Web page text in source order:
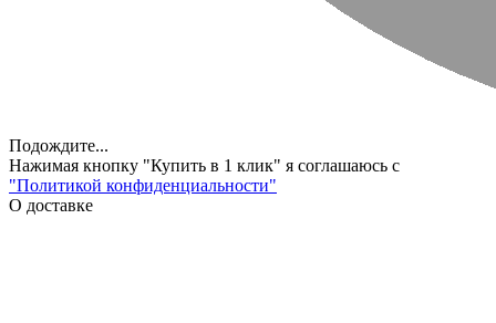
Подождите...
Нажимая кнопку "Купить в 1 клик" я соглашаюсь с
"Политикой конфиденциальности"
О доставке